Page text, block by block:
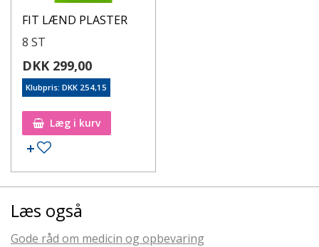
FIT LÆND PLASTER
8 ST
DKK 299,00
Klubpris: DKK 254,15
Læg i kurv
Læs også
Gode råd om medicin og opbevaring